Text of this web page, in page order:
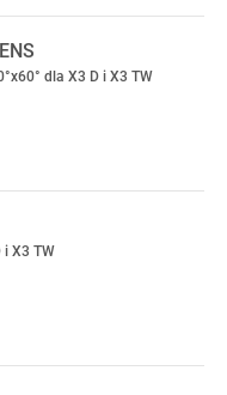
dla X3 D i X3 TW
i X3 TW